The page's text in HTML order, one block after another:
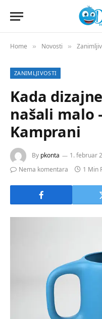
Home » Novosti »
ZANIMLJIVOSTI
Kada
našali malo
Kamprani
By pkonta 1. februar
Nema komentara
1 Min